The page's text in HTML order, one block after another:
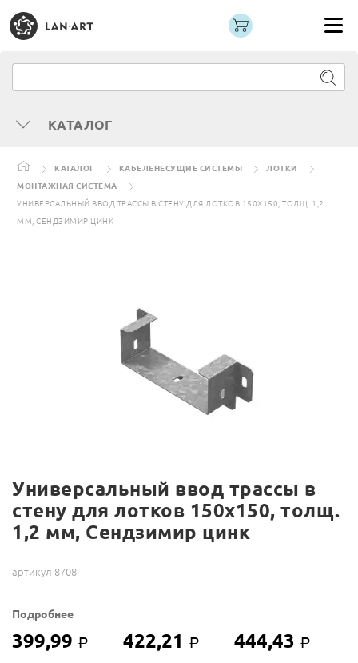
КАТАЛОГ
КАТАЛОГ КАБЕЛЕНЕСУЩИЕ СИСТЕМЫ
ЛОТКИ
МОНТАЖНАЯ СИСТЕМА
УНИВЕРСАЛЬНЫЙ ВВОД ТРАССЫ В СТЕНУ ДЛЯ ЛОТКОВ 150Х150, ТОЛЩ. 1,2
ММ, СЕНДЗИМИР ЦИНК
Универсальный ввод трассы в
стену для лотков 150х150, толщ.
1,2 мм, Сендзимир цинк
артикул 8708
Подробнее
399,99 Р 422,21 Р 444,43 Р